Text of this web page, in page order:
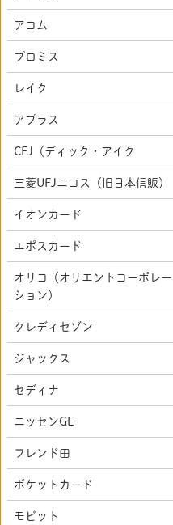
アコム
プロミス
レイク
アプラス
CFJ（ディック・アイク
三菱UFJニコス（旧日本信販）
イオンカード
エポスカード
オリコ（オリエントコーポレー
ション）
クレディセゾン
ジャックス
セディナ
ニッセンGE
フレンド田
ポケットカード
モビット